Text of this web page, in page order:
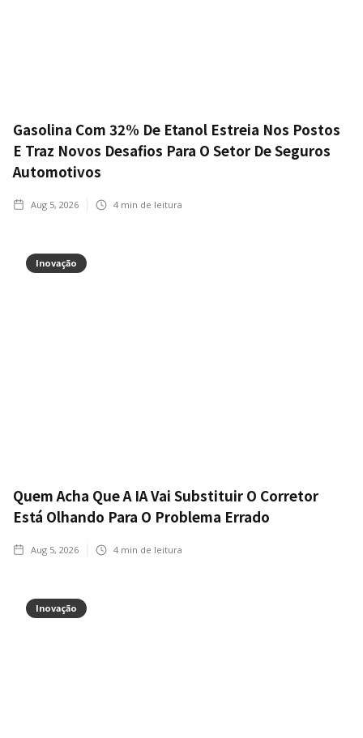
Gasolina Com 32% De Etanol Estreia Nos Postos
E Traz Novos Desafios Para O Setor De Seguros
Automotivos
Aug 5, 2026 4 min de leitura
Inovação
Quem Acha Que A IA Vai Substituir O Corretor
Está Olhando Para O Problema Errado
Aug 5, 2026 4 min de leitura
Inovação